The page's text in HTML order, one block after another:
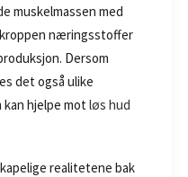
muskelmassen med
næringsstoffer
Dersom
det også ulike
hjelpe motløs hud
realitetene bak